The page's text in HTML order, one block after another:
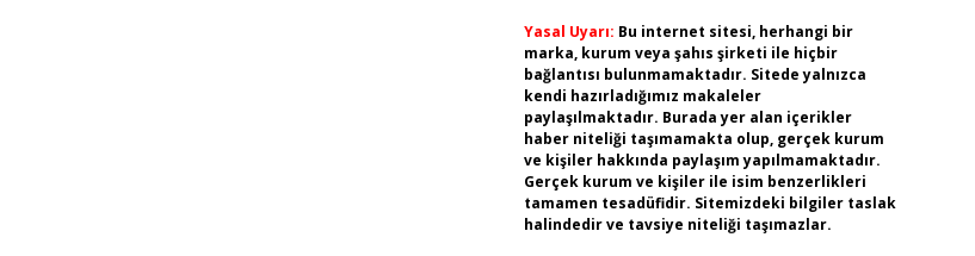
Yasal Uyarı: Bu internet sitesi, herhangi bir
marka, kurum veya şahıs şirketi ile hiçbir
bağlantısı bulunmamaktadır. Sitede yalnızca
kendi hazırladığımız makaleler
paylaşılmaktadır. Burada yer alan içerikler
haber niteliği taşımamakta olup, gerçek kurum
ve kişiler hakkında paylaşım yapılmamaktadır.
Gerçek kurum ve kişiler ile isim benzerlikleri
tamamen tesadüfidir. Sitemizdeki bilgiler taslak
halindedir ve tavsiye niteliği taşımazlar.